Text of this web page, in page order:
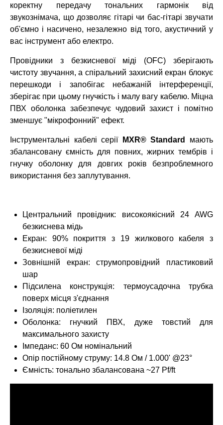
коректну передачу тональних гармонік від
звукознімача, що дозволяє гітарі чи бас-гітарі звучати
об'ємно і насичено, незалежно від того, акустичний у
вас інструмент або електро.
Провідники з безкисневої міді (OFC) зберігають
чистоту звучання, а спіральний захисний екран блокує
перешкоди і запобігає небажаній інтерференції,
зберігає при цьому гнучкість і малу вагу кабелю. Міцна
ПВХ оболонка забезпечує чудовий захист і помітно
зменшує "мікрофонний" ефект.
Інструментальні кабелі серії MXR® Standard
мають
збалансовану ємність для повних, жирних тембрів і
гнучку оболонку для довгих років безпроблемного
використання без заплутування.
Центральний провідник: високоякісний 24 AWG
безкиснева мідь
Екран: 90% покриття з 19 жилкового кабеля з
безкисневої міді
Зовнішній екран: струмопровідний пластиковий
шар
Підсилена конструкція: термоусадочна трубка
поверх місця з'єднання
Ізоляція: поліетилен
Оболонка: гнучкий ПВХ, дуже товстий для
максимального захисту
Імпеданс: 60 Ом номінальний
Опір постійному струму: 14.8 Ом / 1.000' @23°
Ємність: тонально збалансована ~27 Pf/ft